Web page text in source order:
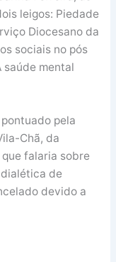
leigos: Piedade
Diocesano da
sociais no pós
saúde mental
pela
Chã, da
falaria sobre
dialética de
devido a